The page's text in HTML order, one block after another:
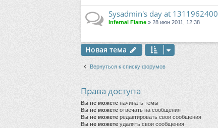
Sysadmin's day at 1311962400
Infernal Flame » 28 июн 2011, 12:38
Новая тема
Вернуться к списку форумов
Права доступа
Вы не можете начинать темы
Вы не можете отвечать на сообщения
Вы не можете редактировать свои сообщения
Вы не можете удалять свои сообщения